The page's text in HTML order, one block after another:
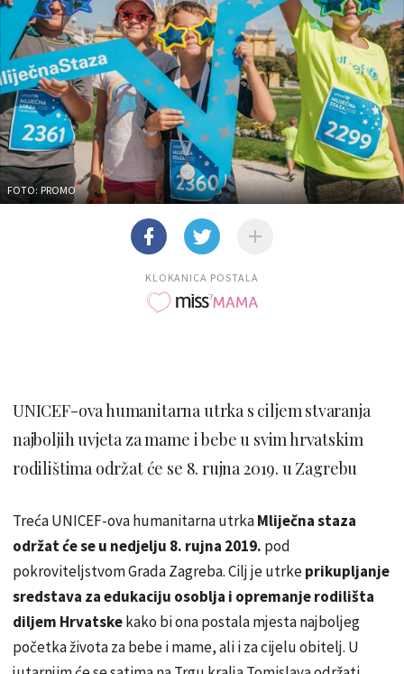
FOTO: PROMO
KLOKANICA POSTALA
UNICEF-ova humanitarna utrka s ciljem stvaranja
najboljih uvjeta za mame i bebe u svim hrvatskim
rodilištima održat će se 8. rujna 2019. u Zagrebu
Treća UNICEF-ova humanitarna utrkaMliječna staza
održat će se u nedjelju 8. rujna 2019. pod
pokroviteljstvom Grada Zagreba. Cilj je utrkeprikupljanje
sredstava za edukaciju osoblja i opremanje rodilišta
diljem Hrvatskekako bi ona postala mjesta najboljeg
početka života za bebe i mame, ali i za cijelu obitelj. U